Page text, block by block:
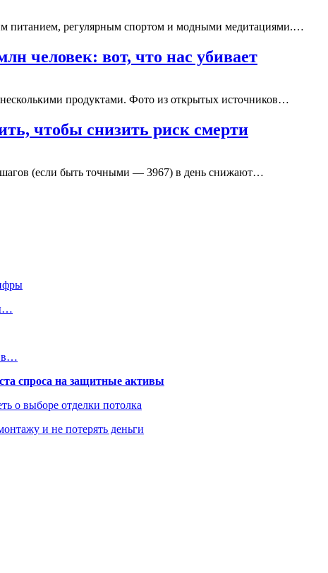
питанием, регулярным спортом и модными медитациями.…
человек: вот, что нас убивает
продуктами. Фото из открытых источников…
чтобы снизить риск смерти
шагов (если быть точными — 3967) в день снижают…
в…
спроса на защитные активы
о выборе отделки потолка
и не потерять деньги